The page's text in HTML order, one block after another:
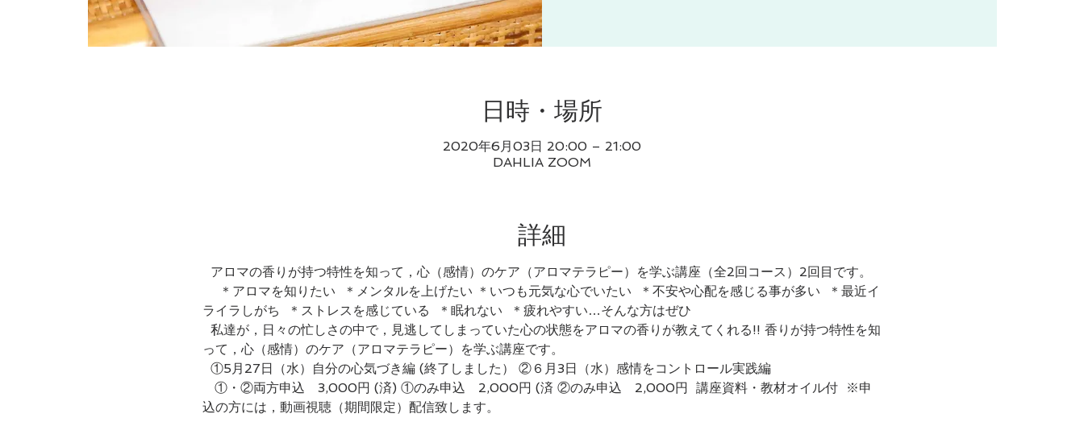
日時・場所
2020年6月03日 20:00 – 21:00
DAHLIA ZOOM
詳細
アロマの香りが持つ特性を知って，心（感情）のケア（アロマテラピー）を学ぶ講座（全2回コース）2回目です。
＊アロマを知りたい  ＊メンタルを上げたい ＊いつも元気な心でいたい  ＊不安や心配を感じる事が多い  ＊最近イ
ライラしがち  ＊ストレスを感じている  ＊眠れない  ＊疲れやすい…そんな方はぜひ
私達が，日々の忙しさの中で，見逃してしまっていた心の状態をアロマの香りが教えてくれる!! 香りが持つ特性を知
って，心（感情）のケア（アロマテラピー）を学ぶ講座です。
①5月27日（水）自分の心気づき編 (終了しました） ②６月3日（水）感情をコントロール実践編
込の方には，動画視聴（期間限定）配信致します。